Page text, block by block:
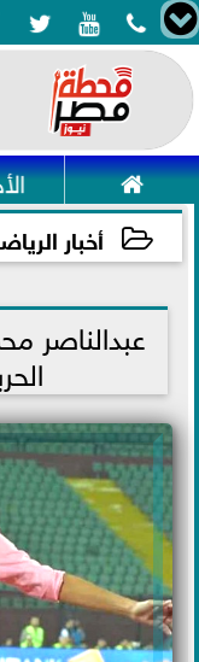
  

أخبار
عبدالناصر